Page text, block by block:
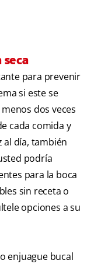
seca
para prevenir
si este se
dos veces
cada comida y
al día, también
podría
para la boca
sin receta o
opciones a su
enjuague bucal